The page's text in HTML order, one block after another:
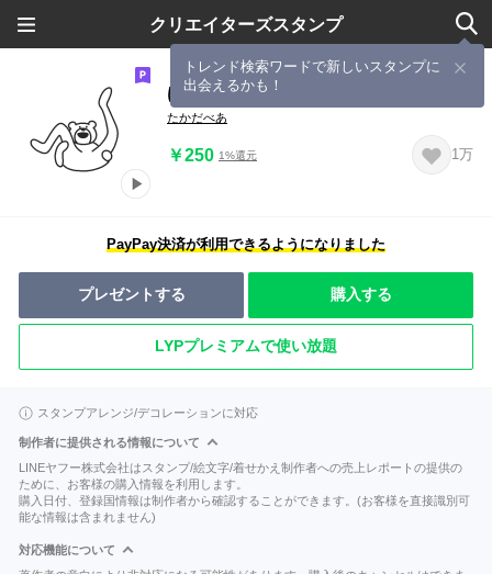
クリエイターズスタンプ
トレンド検索ワードで新しいスタンプに
出会えるかも！
けたたましく動くクマ6
たかだべあ
￥250 1%還元 1万
PayPay決済が利用できるようになりました
プレゼントする 購入する
LYPプレミアムで使い放題
スタンプアレンジ/デコレーションに対応
制作者に提供される情報について
LINEヤフー株式会社はスタンプ/絵文字/着せかえ制作者への売上レポートの提供の
ために、お客様の購入情報を利用します。
購入日付、登録国情報は制作者から確認することができます。(お客様を直接識別可
能な情報は含まれません)
対応機能について